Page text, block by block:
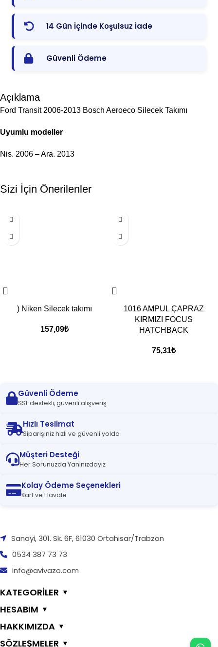
14 Gün İçinde Koşulsuz İade
Güvenli Ödeme
Açıklama
Ford Transit 2006-2013 Bosch Aeroeco Silecek Takımı
Uyumlu modeller
Nis. 2006 – Ara. 2013
Sizi İçin Önerilenler
) Niken Silecek takımı
157,09₺
1016 AMPUL ÇAPRAZ
KIRMIZI FOCUS
HATCHBACK
75,31₺
Güvenli Ödeme
SSL destekli, güvenli alışveriş
Hızlı Teslimat
Siparişiniz hızlı ve güvenli yolda
Müşteri Desteği
Her Sorunuzda Yanınızdayız
Kolay Ödeme Seçenekleri
Kart ve Havale
Sanayi, 301. Sk. 6F, 61030 Ortahisar/Trabzon
0534 387 73 73
info@avivazo.com
KATEGORİLER ▼
HESABIM ▼
HAKKIMIZDA ▼
SÖZLEŞMELER ▼